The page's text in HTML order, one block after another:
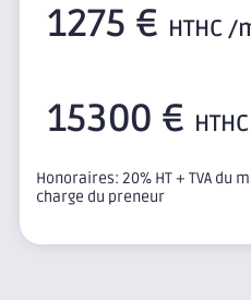
1275 € HTHC /
15300 €
Honoraires: 20% HT + TVA du
charge du preneur